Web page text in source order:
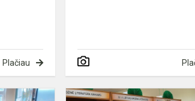
Plačiau
Saldūs